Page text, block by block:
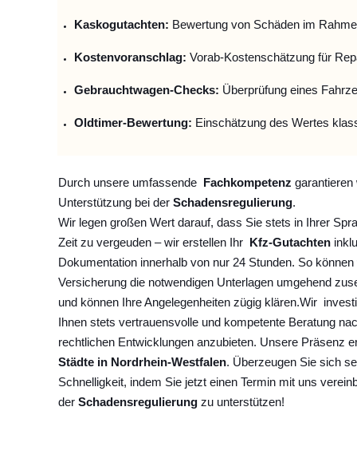
Kaskogutachten: Bewertung von Schäden im
Kostenvoranschlag: Vorab-Kostenschätzung für
Gebrauchtwagen-Checks: Überprüfung eines
Oldtimer-Bewertung: Einschätzung des Wertes
Durch unsere umfassende Fachkompetenz garantieren
Unterstützung bei der Schadensregulierung.
Wir legen großen Wert darauf, dass Sie stets in Ihrer
Zeit zu vergeuden – wir erstellen Ihr
Kfz-Gutachten
Dokumentation innerhalb von nur 24 Stunden. So
Versicherung die notwendigen Unterlagen umgehend
und können Ihre Angelegenheiten zügig klären.Wir
Ihnen stets vertrauensvolle und kompetente Beratung
rechtlichen Entwicklungen anzubieten. Unsere Präsenz
Städte in Nordrhein-Westfalen. Überzeugen Sie sich
Schnelligkeit, indem Sie jetzt einen Termin mit uns
der Schadensregulierung zu unterstützen!